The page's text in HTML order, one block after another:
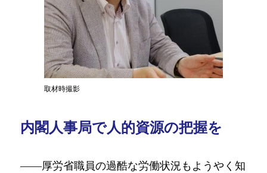
取材時撮影
内閣人事局で人的資源の把握を
――厚労省職員の過酷な労働状況もようやく知